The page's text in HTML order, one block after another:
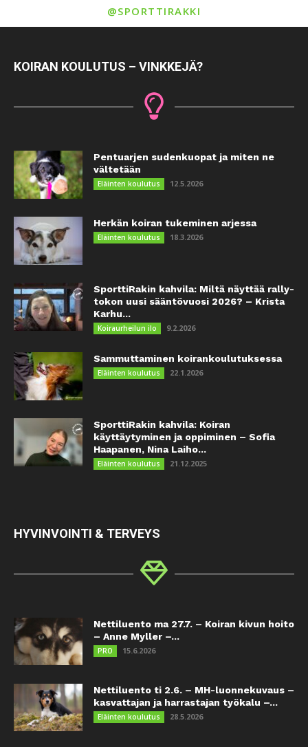
@SPORTTIRAKKI
KOIRAN KOULUTUS – VINKKEJÄ?
Pentuarjen sudenkuopat ja miten ne
vältetään
Eläinten koulutus 12.5.2026
Herkän koiran tukeminen arjessa
Eläinten koulutus 18.3.2026
SporttiRakin kahvila: Miltä näyttää rally-
tokon uusi sääntövuosi 2026? – Krista
Karhu...
Koiraurheilun ilo 9.2.2026
Sammuttaminen koirankoulutuksessa
Eläinten koulutus 22.1.2026
SporttiRakin kahvila: Koiran
käyttäytyminen ja oppiminen – Sofia
Haapanen, Nina Laiho...
Eläinten koulutus 21.12.2025
HYVINVOINTI & TERVEYS
Nettiluento ma 27.7. – Koiran kivun hoito
– Anne Myller –...
PRO 15.6.2026
Nettiluento ti 2.6. – MH-luonnekuvaus –
kasvattajan ja harrastajan työkalu –...
Eläinten koulutus 28.5.2026